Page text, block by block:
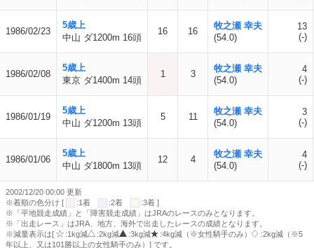
1986/02/23
5歳上
中山 ダ1200m 16頭
16 16
牧之瀬 幸夫
(54.0)
13
(-)
1986/02/08
5歳上
東京 ダ1400m 14頭
1 3
牧之瀬 幸夫
(54.0)
4
(-)
1986/01/19
5歳上
中山 ダ1200m 13頭
5 11
牧之瀬 幸夫
(54.0)
3
(-)
1986/01/06
5歳上
中山 ダ1800m 13頭
12 4
牧之瀬 幸夫
(54.0)
4
(-)
2002/12/20 00:00 更新
※着順の色分け [
:1着 :2着
:3着 ]
※「平地競走成績」と「障害競走成績」はJRAのレースのみとなります。
※「出走レース」はJRA、地方、海外で出走したレースの成績となります。
※減量表示は[
:1kg減 :2kg減 :3kg減 :4kg減（※女性騎手のみ）
:2kg減（※5
年以上、又は101勝以上の女性騎手のみ）] です。